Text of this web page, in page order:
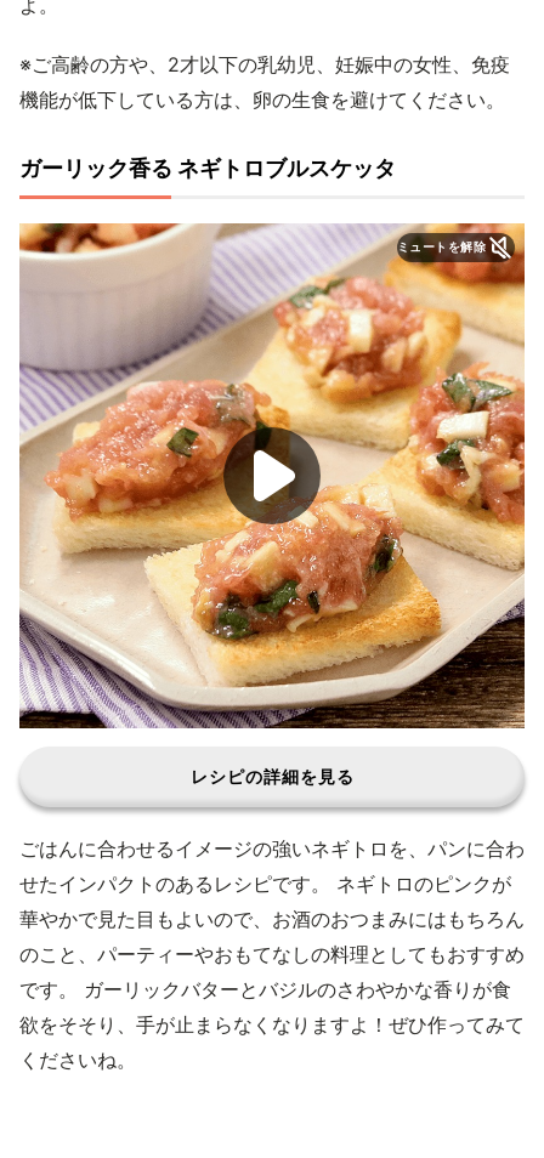
よ。
※ご高齢の方や、2才以下の乳幼児、妊娠中の女性、免疫
機能が低下している方は、卵の生食を避けてください。
ガーリック香る ネギトロブルスケッタ
ミュートを解除
レシピの詳細を見る
ごはんに合わせるイメージの強いネギトロを、パンに合わ
せたインパクトのあるレシピです。 ネギトロのピンクが
華やかで見た目もよいので、お酒のおつまみにはもちろん
のこと、パーティーやおもてなしの料理としてもおすすめ
です。 ガーリックバターとバジルのさわやかな香りが食
欲をそそり、手が止まらなくなりますよ！ぜひ作ってみて
くださいね。